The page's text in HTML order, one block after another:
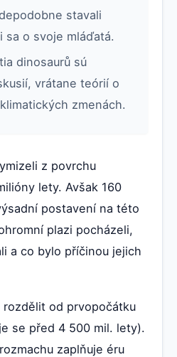
stavali
sa o svoje mláďatá.
dinosaurů sú
vrátane teórií o
zmenách.
z povrchu
lety. Avšak 160
postavení na této
plazi pocházeli,
a co bylo příčinou jejich
od prvopočátku
se před 4 500 mil. lety).
zaplňuje éru